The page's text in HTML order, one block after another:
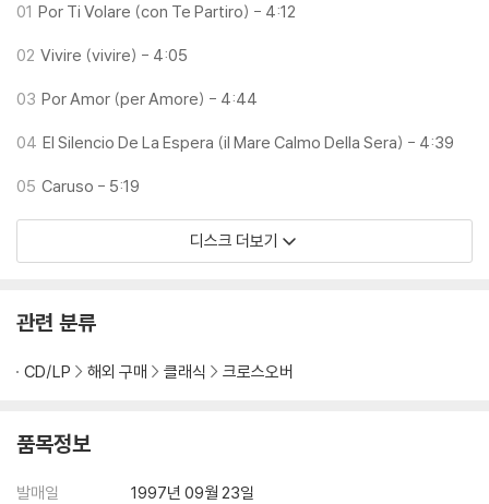
01 Por Ti Volare (con Te Partiro) - 4:12
02 Vivire (vivire) - 4:05
03 Por Amor (per Amore) - 4:44
04 El Silencio De La Espera (il Mare Calmo Della Sera) - 4:39
05 Caruso - 5:19
디스크 더보기
관련 분류
CD/LP 해외 구매 클래식 크로스오버
품목정보
발매일
1997년 09월 23일